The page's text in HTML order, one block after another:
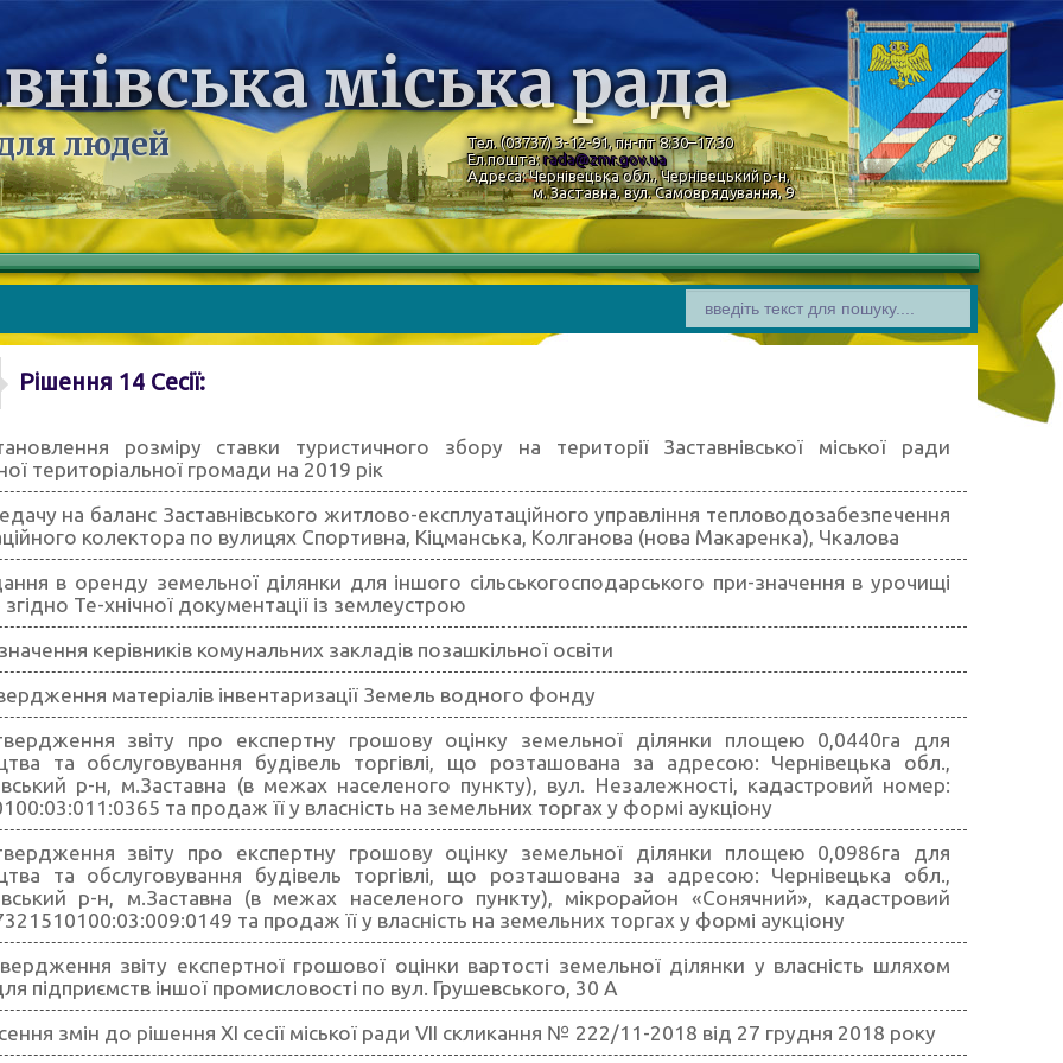
міська рада
людей
Тел. (03737) 3-12-91, пн-пт 8:30–17:30
Ел.пошта:rada@zmr.gov.ua
Адреса: Чернівецька обл., Чернівецький р-н,
м. Заставна, вул. Самоврядування, 9
Рішення 14 Сесії:
розміру ставки туристичного збору на території Заставнівської міської ради
територіальної громади на 2019 рік
на баланс Заставнівського житлово-експлуатаційного управління тепловодозабезпечення
колектора по вулицях Спортивна, Кіцманська, Колганова (нова Макаренка), Чкалова
в оренду земельної ділянки для іншого сільськогосподарського при-значення в урочищі
згідно Те-хнічної документації із землеустрою
керівників комунальних закладів позашкільної освіти
матеріалів інвентаризації Земель водного фонду
звіту про експертну грошову оцінку земельної ділянки площею 0,0440га для
та обслуговування будівель торгівлі, що розташована за адресою: Чернівецька обл.,
р-н, м.Заставна (в межах населеного пункту), вул. Незалежності, кадастровий номер:
та продаж її у власність на земельних торгах у формі аукціону
звіту про експертну грошову оцінку земельної ділянки площею 0,0986га для
та обслуговування будівель торгівлі, що розташована за адресою: Чернівецька обл.,
р-н, м.Заставна (в межах населеного пункту), мікрорайон «Сонячний», кадастровий
та продаж її у власність на земельних торгах у формі аукціону
звіту експертної грошової оцінки вартості земельної ділянки у власність шляхом
підприємств іншої промисловості по вул. Грушевського, 30 А
змін до рішення ХІ сесії міської ради VІІ скликання № 222/11-2018 від 27 грудня 2018 року